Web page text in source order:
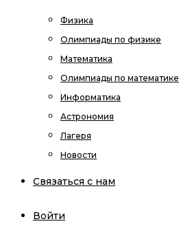
Физика
Олимпиады по физике
Математика
Олимпиады по математике
Информатика
Астрономия
Лагеря
Новости
Связаться с нам
Войти